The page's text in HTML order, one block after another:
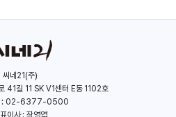
씨네21(주)
41길 11 SK V1센터 E동 1102호
: 02-6377-0500
이사 : 장영엽